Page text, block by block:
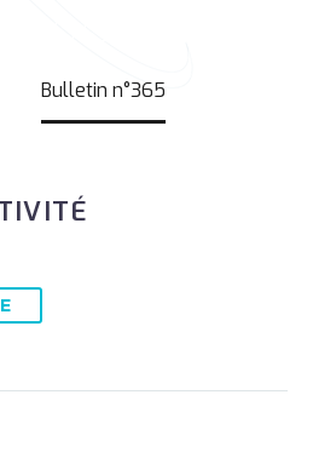
Bulletin n°365